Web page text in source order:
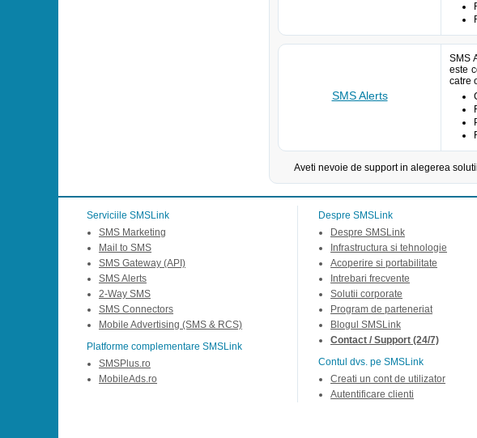
SMS Alerts
SMS
este
catre
Aveti nevoie de support in alegerea
Serviciile SMSLink
SMS Marketing
Mail to SMS
SMS Gateway (API)
SMS Alerts
2-Way SMS
SMS Connectors
Mobile Advertising (SMS & RCS)
Platforme complementare SMSLink
SMSPlus.ro
MobileAds.ro
Despre SMSLink
Despre SMSLink
Infrastructura si tehnologie
Acoperire si portabilitate
Intrebari frecvente
Solutii corporate
Program de parteneriat
Blogul SMSLink
Contact / Support (24/7)
Contul dvs. pe SMSLink
Creati un cont de utilizator
Autentificare clienti